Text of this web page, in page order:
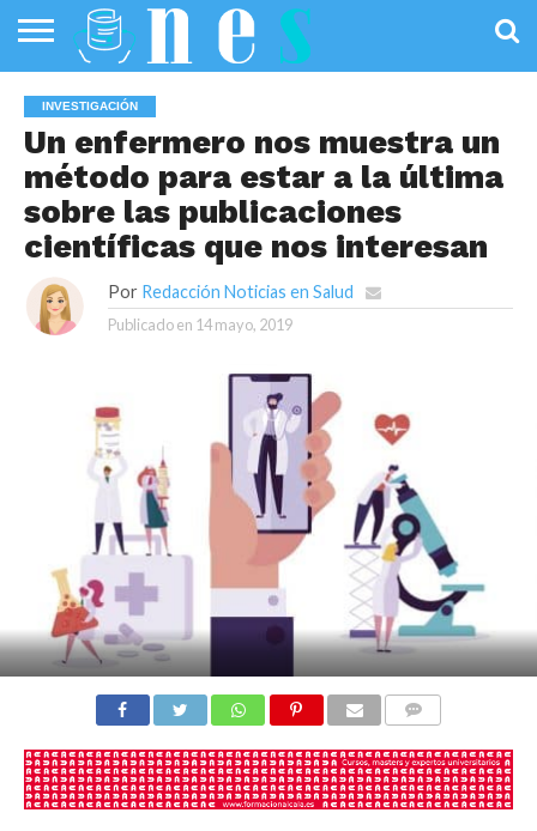
PÚBLICA
SANIDAD
INVESTIGACIÓN
ENTREVISTAS
PROFESIONALES
DE LA SALUD
INFOGRAFÍAS
DE SALUD
OPINIÓN
INVESTIGACIÓN
Un enfermero nos muestra un
método para estar a la última
sobre las publicaciones
científicas que nos interesan
Por Redacción Noticias en Salud
Publicado en 14 mayo, 2019